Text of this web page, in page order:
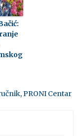
,PRONI Centar